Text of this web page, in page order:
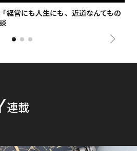
経営にも人生にも、近道なんてもの
連載